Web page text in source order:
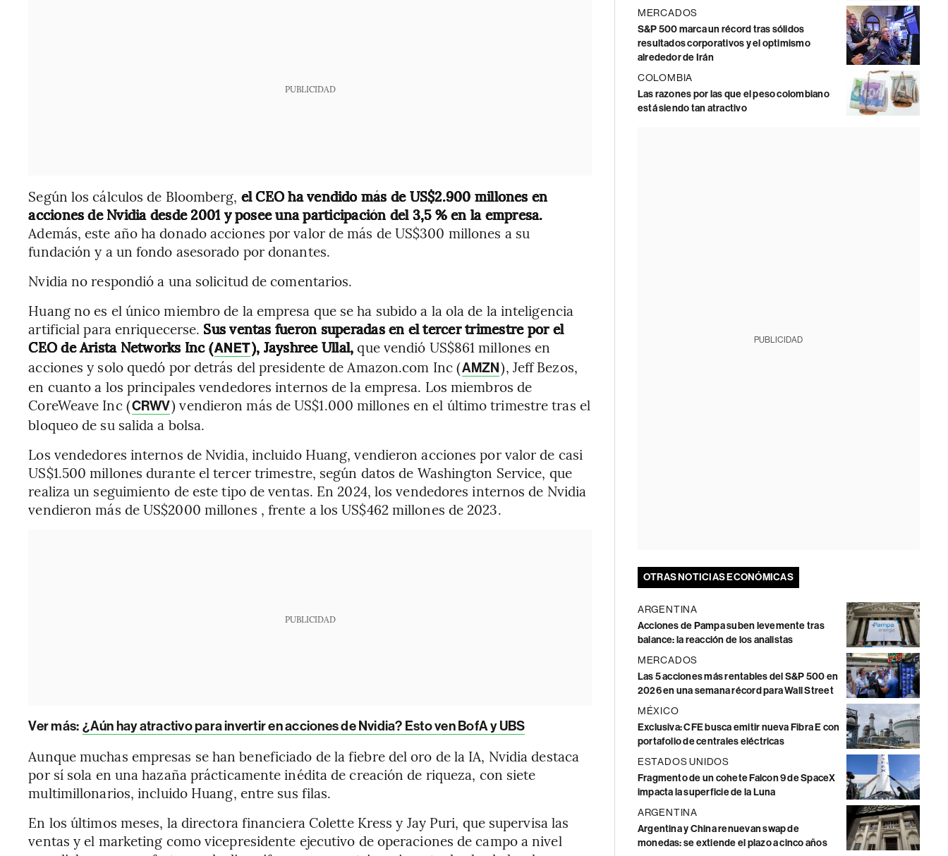
PUBLICIDAD
Según los cálculos de Bloomberg, el CEO ha vendido más de US$2.900 millones en
acciones de Nvidia desde 2001 y posee una participación del 3,5 % en la empresa.
Además, este año ha donado acciones por valor de más de US$300 millones a su
fundación y a un fondo asesorado por donantes.
Nvidia no respondió a una solicitud de comentarios.
Huang no es el único miembro de la empresa que se ha subido a la ola de la inteligencia
artificial para enriquecerse. Sus ventas fueron superadas en el tercer trimestre por el
CEO de Arista Networks Inc (ANET), Jayshree Ullal,que vendió US$861 millones en
acciones y solo quedó por detrás del presidente de Amazon.com Inc (AMZN), Jeff Bezos,
en cuanto a los principales vendedores internos de la empresa. Los miembros de
CoreWeave Inc (CRWV) vendieron más de US$1.000 millones en el último trimestre tras el
bloqueo de su salida a bolsa.
Los vendedores internos de Nvidia, incluido Huang, vendieron acciones por valor de casi
US$1.500 millones durante el tercer trimestre, según datos de Washington Service, que
realiza un seguimiento de este tipo de ventas. En 2024, los vendedores internos de Nvidia
vendieron más de US$2000 millones , frente a los US$462 millones de 2023.
PUBLICIDAD
Ver más: ¿Aún hay atractivo para invertir en acciones de Nvidia? Esto ven BofA y UBS
Aunque muchas empresas se han beneficiado de la fiebre del oro de la IA, Nvidia destaca
por sí sola en una hazaña prácticamente inédita de creación de riqueza, con siete
multimillonarios, incluido Huang, entre sus filas.
En los últimos meses, la directora financiera Colette Kress y Jay Puri, que supervisa las
ventas y el marketing como vicepresidente ejecutivo de operaciones de campo a nivel
MERCADOS
S&P 500 marca un récord tras sólidos
resultados corporativos y el optimismo
alrededor de Irán
COLOMBIA
Las razones por las que el peso colombiano
está siendo tan atractivo
PUBLICIDAD
OTRAS NOTICIAS ECONÓMICAS
ARGENTINA
Acciones de Pampa suben levemente tras
balance: la reacción de los analistas
MERCADOS
Las 5 acciones más rentables del S&P 500 en
2026 en una semana récord para Wall Street
MÉXICO
Exclusiva: CFE busca emitir nueva Fibra E con
portafolio de centrales eléctricas
ESTADOS UNIDOS
Fragmento de un cohete Falcon 9 de SpaceX
impacta la superficie de la Luna
ARGENTINA
Argentina y China renuevan swap de
monedas: se extiende el plazo a cinco años